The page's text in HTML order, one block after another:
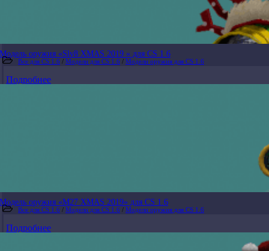
Модель оружия «Slv8 XMAS 2019 » для CS 1.6
Все для CS 1.6 / Модели для CS 1.6 / Модели оружия для CS 1.6
Подробнее
Модель оружия «M27 XMAS 2019» для CS 1.6
Все для CS 1.6 / Модели для CS 1.6 / Модели оружия для CS 1.6
Подробнее